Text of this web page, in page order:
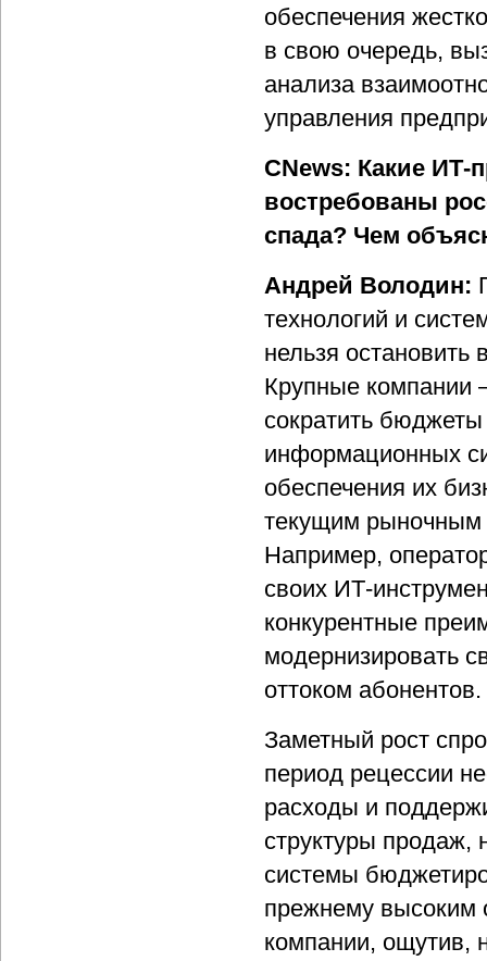
обеспечения
в свою очередь,
анализа
управления
CNews: Какие ИТ-
востребованы
спада? Чем
Андрей Володин:
технологий и
нельзя остановить
Крупные компании
сократить
информационных
обеспечения их
текущим рыночным
Например,
своих ИТ-
конкурентные
модернизировать
оттоком
Заметный рост
период рецессии
расходы и
структуры продаж,
системы
прежнему высоким
компании, ощутив,